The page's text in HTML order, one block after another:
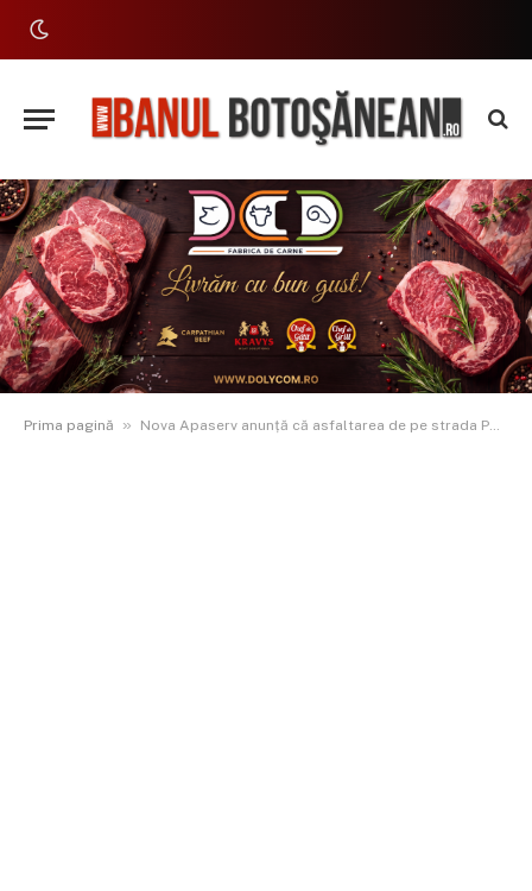
Prima pagină » Nova Apaserv anunță că asfaltarea de pe strada Popăuți lasă fără apă 8 străzi